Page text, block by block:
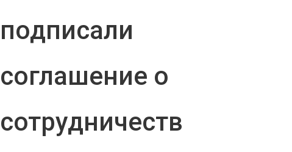
подписали
соглашение о
сотрудничеств